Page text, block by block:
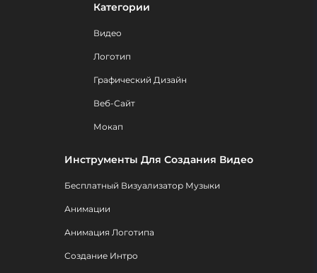
Категории
Видео
Логотип
Графический Дизайн
Веб-Сайт
Мокап
Инструменты Для Создания Видео
Бесплатный Визуализатор Музыки
Анимации
Анимация Логотипа
Создание Интро